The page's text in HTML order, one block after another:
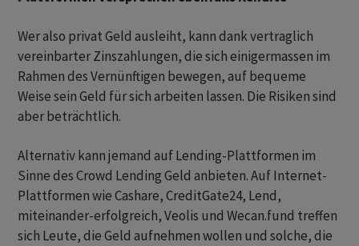
Wer also privat Geld ausleiht, kann dank vertraglich
vereinbarter Zinszahlungen, die sich einigermassen im
Rahmen des Vernünftigen bewegen, auf bequeme
Weise sein Geld für sich arbeiten lassen. Die Risiken sind
aber beträchtlich.
Alternativ kann jemand auf Lending-Plattformen im
Sinne des Crowd Lending Geld anbieten. Auf Internet-
Plattformen wie Cashare, CreditGate24, Lend,
miteinander-erfolgreich, Veolis und Wecan.fund treffen
sich Leute, die Geld aufnehmen wollen und solche, die